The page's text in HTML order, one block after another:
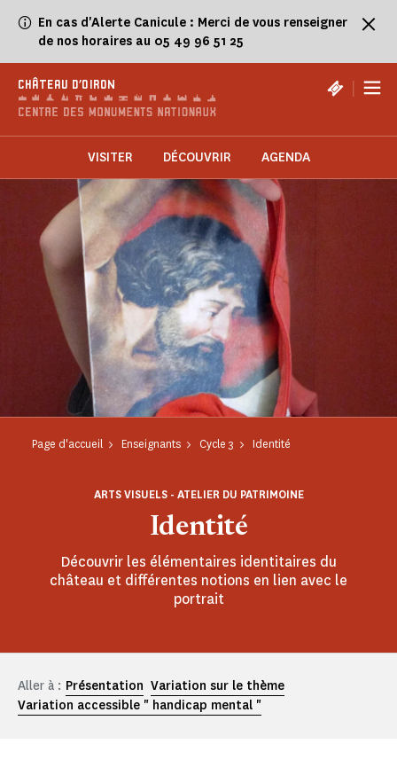
En cas d'Alerte Canicule : Merci de vous renseigner
de nos horaires au 05 49 96 51 25
CHÂTEAU D'OIRON |
VISITER DÉCOUVRIR AGENDA
Page d'accueil Enseignants Cycle 3 Identité
Identité
ARTS VISUELS - ATELIER DU PATRIMOINE
Découvrir les élémentaires identitaires du
château et différentes notions en lien avec le
portrait
Aller à : Présentation Variation sur le thème
Variation accessible " handicap mental "